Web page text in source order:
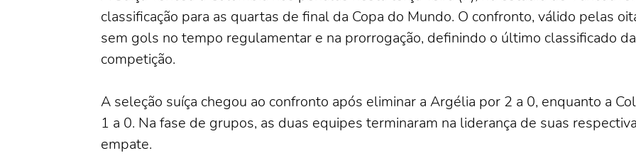
classificação para as quartas de final da Copa do Mundo. O confronto, válido pelas
sem gols no tempo regulamentar e na prorrogação, definindo o último classificado
competição.
A seleção suíça chegou ao confronto após eliminar a Argélia por 2 a 0, enquanto a
1 a 0. Na fase de grupos, as duas equipes terminaram na liderança de suas
empate.